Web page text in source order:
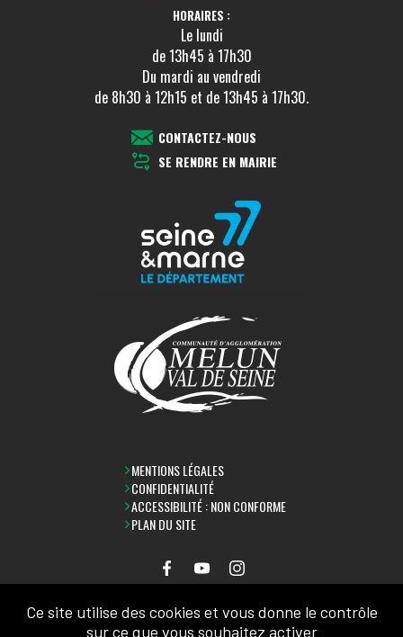
HORAIRES :
Le lundi
de 13h45 à 17h30
Du mardi au vendredi
de 8h30 à 12h15 et de 13h45 à 17h30.
CONTACTEZ-NOUS
SE RENDRE EN MAIRIE
MENTIONS LÉGALES
CONFIDENTIALITÉ
ACCESSIBILITÉ : NON CONFORME
PLAN DU SITE
LETTRE D'INFORMATION
Ce site utilise des cookies et vous donne le contrôle
sur ce que vous souhaitez activer